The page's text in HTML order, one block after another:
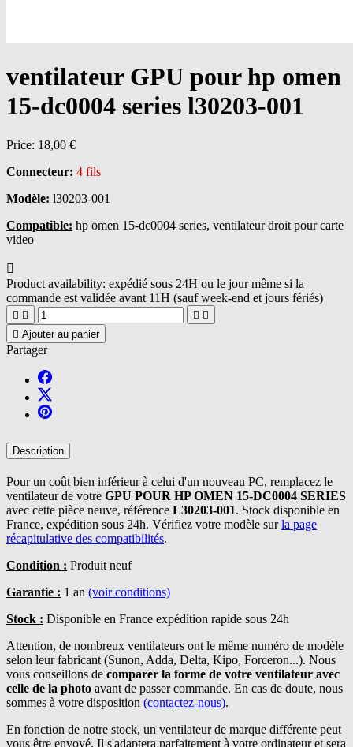
ventilateur GPU pour hp omen
15-dc0004 series l30203-001
Price: 18,00 €
Connecteur: 4 fils
Modèle: l30203-001
Compatible: hp omen 15-dc0004 series, ventilateur droit pour carte
video

Product availability: expédié sous 24H ou le jour même si la
commande est validée avant 11H (sauf week-end et jours fériés)
   
 Ajouter au panier
Partager
Description
Pour un coût bien inférieur à celui d'un nouveau PC, remplacez le
ventilateur de votre GPU POUR HP OMEN 15-DC0004 SERIES
avec cette pièce neuve, référence L30203-001. Stock disponible en
France, expédition sous 24h. Vérifiez votre modèle surla page
récapitulative des compatibilités.
Condition : Produit neuf
Garantie : 1 an (voir conditions)
Stock : Disponible en France expédition rapide sous 24h
Attention, de nombreux ventilateurs ont le même numéro de modèle
selon leur fabricant (Sunon, Adda, Delta, Kipo, Forceron...). Nous
vous conseillons de comparer la forme de votre ventilateur avec
celle de la photo avant de passer commande. En cas de doute, nous
sommes à votre disposition (contactez-nous).
En fonction de notre stock, un ventilateur de marque différente peut
vous être envoyé. Il s'adaptera parfaitement à votre ordinateur et sera